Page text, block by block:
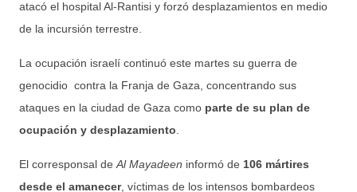
atacó el hospital Al-Rantisi y forzó desplazamientos en medio
de la incursión terrestre.
La ocupación israelí continuó este martes su guerra de
genocidio contra la Franja de Gaza, concentrando sus
ataques en la ciudad de Gaza como parte de su plan de
ocupación y desplazamiento
El corresponsal de Al Mayadeen informó de 106 mártires
desde el amanecer, víctimas de los intensos bombardeos